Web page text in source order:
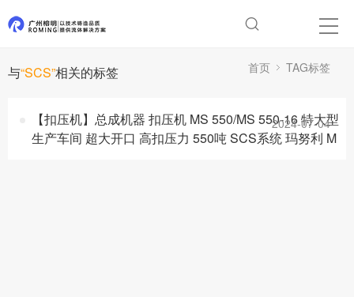
与“SCS”相关的标签 首页 TAG标签
【扣压机】总成机器 扣压机 MS 550/MS 550-16 特大型
生产车间 超大开口 高扣压力 550吨 SCS系统 玛努利 M
2024-07-04